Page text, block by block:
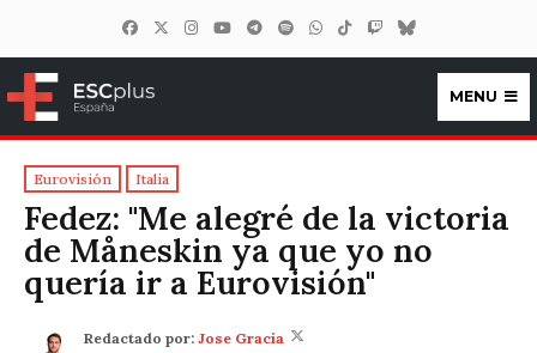
ESCplus España
MENU
Eurovisión Italia
Fedez: "Me alegré de la victoria
de Måneskin ya que yo no
quería ir a Eurovisión"
Redactado por: Jose Gracia